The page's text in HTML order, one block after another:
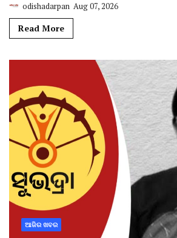
odishadarpan Aug 07, 2026
Read More
ଆଜିର ଖବର